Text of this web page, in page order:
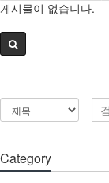
게시물이 없습니다.
Category